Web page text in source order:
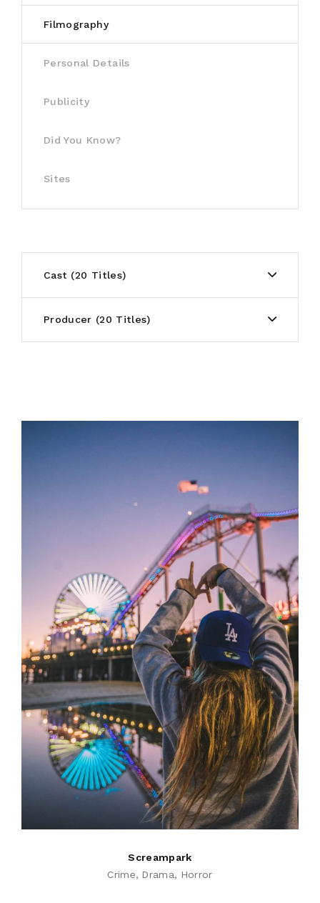
Filmography
Personal Details
Publicity
Did You Know?
Sites
Cast 20 Titles
Producer 20 Titles
Screampark
Crime
Drama Horror